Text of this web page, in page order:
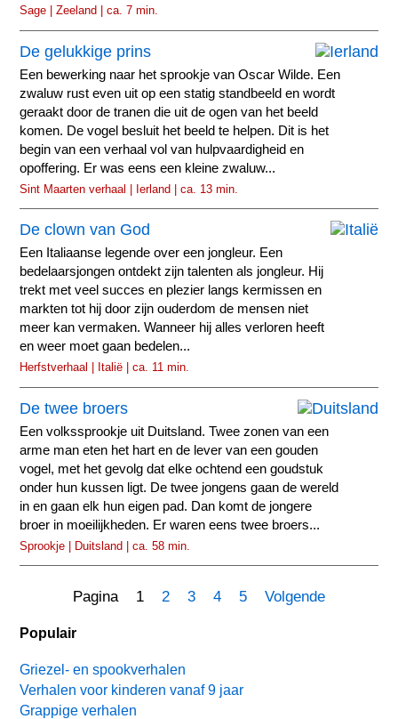
Sage | Zeeland | ca. 7 min.
De gelukkige prins
Een bewerking naar het sprookje van Oscar Wilde. Een
zwaluw rust even uit op een statig standbeeld en wordt
geraakt door de tranen die uit de ogen van het beeld
komen. De vogel besluit het beeld te helpen. Dit is het
begin van een verhaal vol van hulpvaardigheid en
opoffering. Er was eens een kleine zwaluw...
Sint Maarten verhaal | Ierland | ca. 13 min.
De clown van God
Een Italiaanse legende over een jongleur. Een
bedelaarsjongen ontdekt zijn talenten als jongleur. Hij
trekt met veel succes en plezier langs kermissen en
markten tot hij door zijn ouderdom de mensen niet
meer kan vermaken. Wanneer hij alles verloren heeft
en weer moet gaan bedelen...
Herfstverhaal | Italië | ca. 11 min.
De twee broers
Een volkssprookje uit Duitsland. Twee zonen van een
arme man eten het hart en de lever van een gouden
vogel, met het gevolg dat elke ochtend een goudstuk
onder hun kussen ligt. De twee jongens gaan de wereld
in en gaan elk hun eigen pad. Dan komt de jongere
broer in moeilijkheden. Er waren eens twee broers...
Sprookje | Duitsland | ca. 58 min.
Pagina 1 2 3 4 5 Volgende
Populair
Griezel- en spookverhalen
Verhalen voor kinderen vanaf 9 jaar
Grappige verhalen